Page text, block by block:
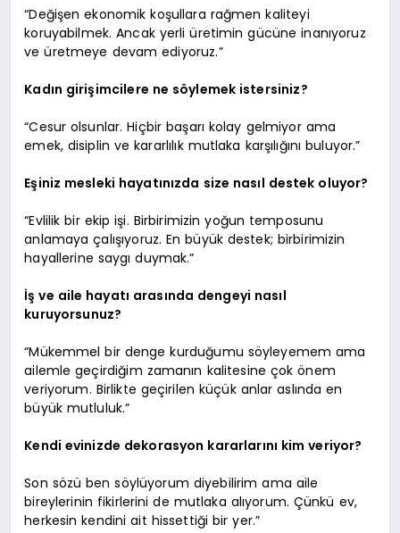
“Değişen ekonomik koşullara rağmen kaliteyi
koruyabilmek. Ancak yerli üretimin gücüne inanıyoruz
ve üretmeye devam ediyoruz.”
Kadın girişimcilere ne söylemek istersiniz?
“Cesur olsunlar. Hiçbir başarı kolay gelmiyor ama
emek, disiplin ve kararlılık mutlaka karşılığını buluyor.”
Eşiniz mesleki hayatınızda size nasıl destek oluyor?
“Evlilik bir ekip işi. Birbirimizin yoğun temposunu
anlamaya çalışıyoruz. En büyük destek; birbirimizin
hayallerine saygı duymak.”
İş ve aile hayatı arasında dengeyi nasıl
kuruyorsunuz?
“Mükemmel bir denge kurduğumu söyleyemem ama
ailemle geçirdiğim zamanın kalitesine çok önem
veriyorum. Birlikte geçirilen küçük anlar aslında en
büyük mutluluk.”
Kendi evinizde dekorasyon kararlarını kim veriyor?
Son sözü ben söylüyorum diyebilirim ama aile
bireylerinin fikirlerini de mutlaka alıyorum. Çünkü ev,
herkesin kendini ait hissettiği bir yer.”